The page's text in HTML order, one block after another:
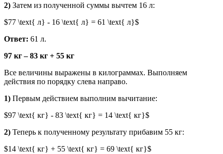
2) Затем из полученной суммы вычтем 16 л:
$77 \text{ л} - 16 \text{ л} = 61 \text{ л}$
Ответ: 61 л.
97 кг – 83 кг + 55 кг
Все величины выражены в килограммах. Выполняем
действия по порядку слева направо.
1) Первым действием выполним вычитание:
$97 \text{ кг} - 83 \text{ кг} = 14 \text{ кг}$
2) Теперь к полученному результату прибавим 55 кг:
$14 \text{ кг} + 55 \text{ кг} = 69 \text{ кг}$